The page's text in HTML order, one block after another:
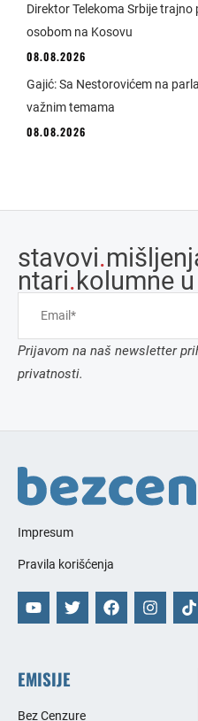
Direktor Telekoma Srbije
osobom na Kosovu
08.08.2026
Gajić: Sa Nestorovićem na
važnim temama
08.08.2026
stavovi.
ntari.kolumne
Prijavom na naš newsletter
privatnosti.
Impresum
Pravila korišćenja
EMISIJE
Bez Cenzure